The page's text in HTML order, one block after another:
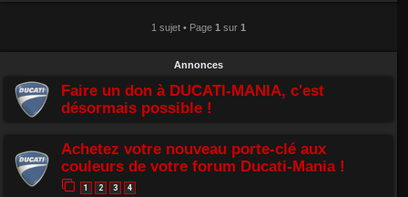
1 sujet • Page 1 sur 1
Annonces
Faire un don à DUCATI-MANIA, c'est
désormais possible !
Achetez votre nouveau porte-clé aux
couleurs de votre forum Ducati-Mania !
1 2 3 4